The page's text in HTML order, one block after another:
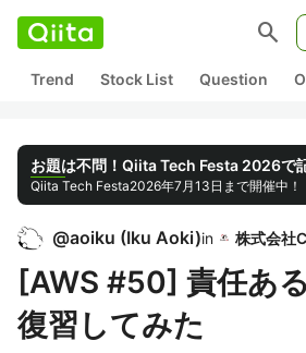
search
Trend Stock List Question
お題は不問！Qiita Tech Festa 2026で
Qiita Tech Festa2026年7月13日まで開催中！
@aoiku (Iku Aoki)in
[AWS #50] 責任あ
復習してみた